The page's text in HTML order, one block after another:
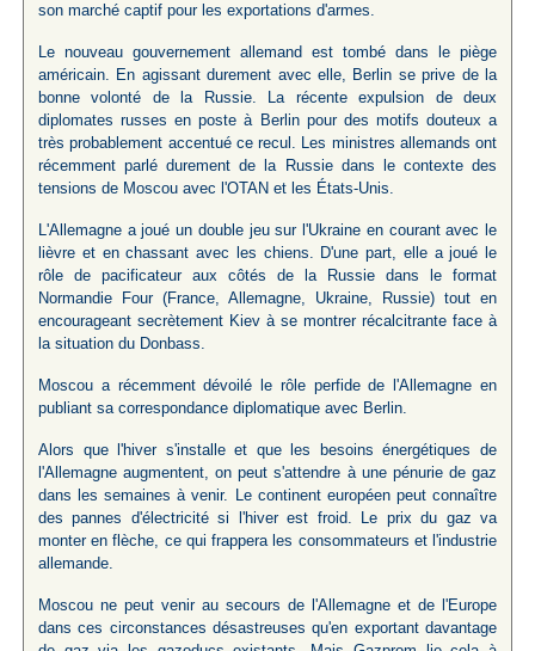
son marché captif pour les exportations d'armes.
Le nouveau gouvernement allemand est tombé dans le piège
américain. En agissant durement avec elle, Berlin se prive de la
bonne volonté de la Russie. La récente expulsion de deux
diplomates russes en poste à Berlin pour des motifs douteux a
très probablement accentué ce recul. Les ministres allemands ont
récemment parlé durement de la Russie dans le contexte des
tensions de Moscou avec l'OTAN et les États-Unis.
L'Allemagne a joué un double jeu sur l'Ukraine en courant avec le
lièvre et en chassant avec les chiens. D'une part, elle a joué le
rôle de pacificateur aux côtés de la Russie dans le format
Normandie Four (France, Allemagne, Ukraine, Russie) tout en
encourageant secrètement Kiev à se montrer récalcitrante face à
la situation du Donbass.
Moscou a récemment dévoilé le rôle perfide de l'Allemagne en
publiant sa correspondance diplomatique avec Berlin.
Alors que l'hiver s'installe et que les besoins énergétiques de
l'Allemagne augmentent, on peut s'attendre à une pénurie de gaz
dans les semaines à venir. Le continent européen peut connaître
des pannes d'électricité si l'hiver est froid. Le prix du gaz va
monter en flèche, ce qui frappera les consommateurs et l'industrie
allemande.
Moscou ne peut venir au secours de l'Allemagne et de l'Europe
dans ces circonstances désastreuses qu'en exportant davantage